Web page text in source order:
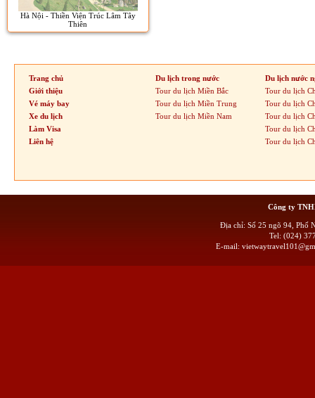
Hà Nội - Thiền Viện Trúc Lâm Tây
Thiên
Trang chủ
Giới thiệu
Vé máy bay
Xe du lịch
Làm Visa
Liên hệ
Du lịch trong nước
Tour du lịch Miền Bắc
Tour du lịch Miền Trung
Tour du lịch Miền Nam
Du lịch nước
Tour du lịch
Tour du lịch
Tour du lịch
Tour du lịch
Tour du lịch
Công ty
Địa chỉ: Số 25 ngõ 94, Phố
Tel: (024)
E-mail: